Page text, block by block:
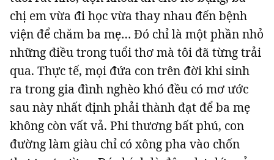
chị em vừa đi học vừa thay nhau đến bệnh
viện để chăm ba mẹ… Đó chỉ là một phần nhỏ
những điều trong tuổi thơ mà tôi đã từng trải
qua. Thực tế, mọi đứa con trên đời khi sinh
ra trong gia đình nghèo khó đều có mơ ước
sau này nhất định phải thành đạt để ba mẹ
không còn vất vả. Phi thương bất phú, con
đường làm giàu chỉ có xông pha vào chốn